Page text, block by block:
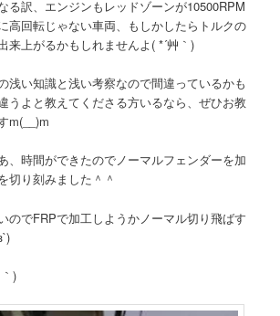
る訳、エンジンもレッドゾーンが10500RPM
高回転じゃない車両、もしかしたらトルクの
来上がるかもしれませんよ( *´艸｀)
浅い知識と浅い考察なので間違っているかも
うよと教えてくださる方いるなら、ぜひお教
m(__)m
、時間ができたのでノーマルフェンダーを加
切り刻みました＾＾
のでFRPで加工しようかノーマル切り飛ばす
)